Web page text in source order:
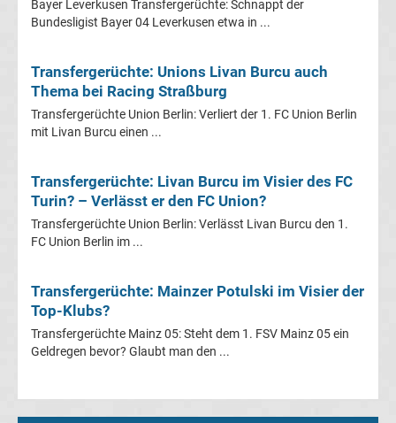
Türk.
Fußball
UEFA
Bayer Leverkusen Transfergerüchte: Schnappt der
Bundesligist Bayer 04 Leverkusen etwa in ...
Transfergerüchte: Unions Livan Burcu auch
Thema bei Racing Straßburg
Transfergerüchte Union Berlin: Verliert der 1. FC Union Berlin
mit Livan Burcu einen ...
Transfergerüchte: Livan Burcu im Visier des FC
Turin? – Verlässt er den FC Union?
Transfergerüchte Union Berlin: Verlässt Livan Burcu den 1.
FC Union Berlin im ...
Transfergerüchte: Mainzer Potulski im Visier der
Top-Klubs?
Transfergerüchte Mainz 05: Steht dem 1. FSV Mainz 05 ein
Geldregen bevor? Glaubt man den ...